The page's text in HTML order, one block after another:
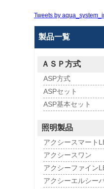
Tweets by
製品一覧
ＡＳＰ方式
ASP方式
ASPセット
ASP基本セット
照明製品
アクシースマート
アクシースワン
アクシーファイン
アクシーエルシー